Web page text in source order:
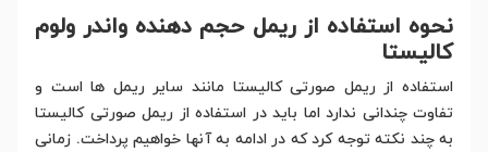
نحوه استفاده از ریمل حجم دهنده واندر ولوم
کالیستا
استفاده از ریمل صورتی کالیستا مانند سایر ریمل ها است و
تفاوت چندانی ندارد اما باید در استفاده از ریمل صورتی کالیستا
به چند نکته توجه کرد که در ادامه به آنها خواهیم پرداخت. زمانی